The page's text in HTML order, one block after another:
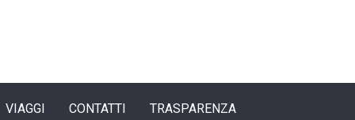
VIAGGI CONTATTI TRASPARENZA